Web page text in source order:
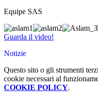
Equipe SAS
Guarda il video!
Notizie
Questo sito o gli strumenti
cookie necessari al
COOKIE POLICY.